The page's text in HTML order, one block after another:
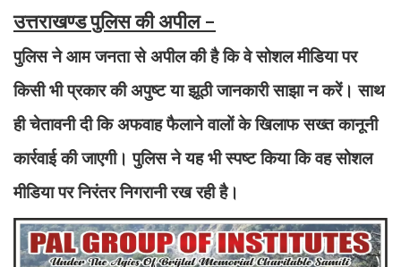
उत्तराखण्ड पुलिस की अपील -
पुलिस ने आम जनता से अपील की है कि वे सोशल मीडिया पर
किसी भी प्रकार की अपुष्ट या झूठी जानकारी साझा न करें। साथ
ही चेतावनी दी कि अफवाह फैलाने वालों के खिलाफ सख्त कानूनी
कार्रवाई की जाएगी। पुलिस ने यह भी स्पष्ट किया कि वह सोशल
मीडिया पर निरंतर निगरानी रख रही है।